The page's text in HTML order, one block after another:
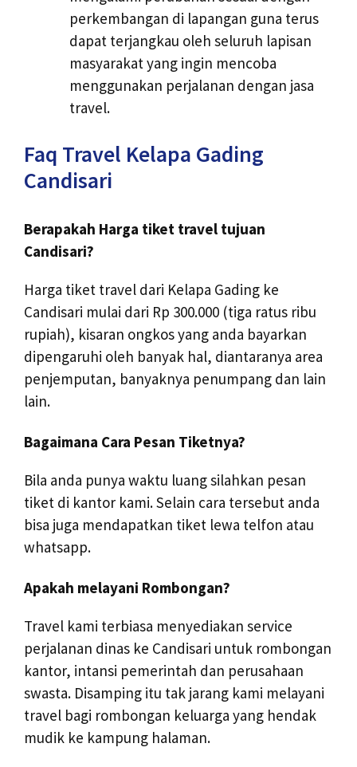
perkembangan di lapangan guna terus
dapat terjangkau oleh seluruh lapisan
masyarakat yang ingin mencoba
menggunakan perjalanan dengan jasa
travel.
Faq Travel Kelapa Gading
Candisari
Berapakah Harga tiket travel tujuan
Candisari?
Harga tiket travel dari Kelapa Gading ke
Candisari mulai dari Rp 300.000 (tiga ratus ribu
rupiah), kisaran ongkos yang anda bayarkan
dipengaruhi oleh banyak hal, diantaranya area
penjemputan, banyaknya penumpang dan lain
lain.
Bagaimana Cara Pesan Tiketnya?
Bila anda punya waktu luang silahkan pesan
tiket di kantor kami. Selain cara tersebut anda
bisa juga mendapatkan tiket lewa telfon atau
whatsapp.
Apakah melayani Rombongan?
Travel kami terbiasa menyediakan service
perjalanan dinas ke Candisari untuk rombongan
kantor, intansi pemerintah dan perusahaan
swasta. Disamping itu tak jarang kami melayani
travel bagi rombongan keluarga yang hendak
mudik ke kampung halaman.